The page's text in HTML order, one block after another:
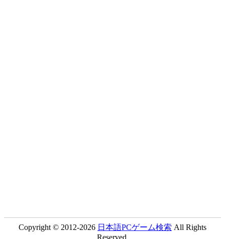
Copyright © 2012-2026 日本語PCゲーム検索 All Rights
Reserved.